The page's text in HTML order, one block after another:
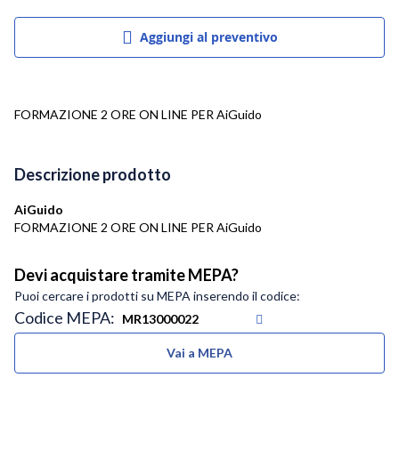
Aggiungi al preventivo
FORMAZIONE 2 ORE ON LINE PER AiGuido
Descrizione prodotto
AiGuido
FORMAZIONE 2 ORE ON LINE PER AiGuido
Devi acquistare tramite MEPA?
Puoi cercare i prodotti su MEPA inserendo il codice:
Codice MEPA:
Vai a MEPA